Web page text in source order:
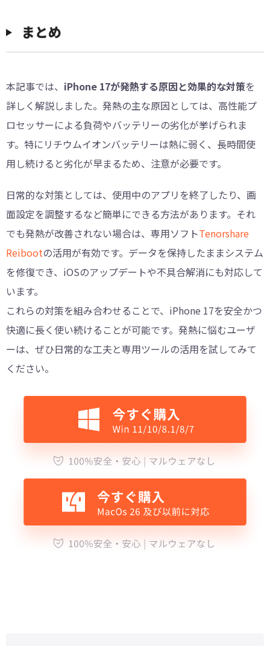
まとめ
本記事では、 iPhone 17が発熱する原因と効果的な対策を
詳しく解説しました。発熱の主な原因としては、高性能プ
ロセッサーによる負荷やバッテリーの劣化が挙げられま
す。特にリチウムイオンバッテリーは熱に弱く、長時間使
用し続けると劣化が早まるため、注意が必要です。
日常的な対策としては、使用中のアプリを終了したり、画
面設定を調整するなど簡単にできる方法があります。それ
でも発熱が改善されない場合は、専用ソフトTenorshare
Reibootの活用が有効です。データを保持したままシステム
を修復でき、iOSのアップデートや不具合解消にも対応して
います。
これらの対策を組み合わせることで、iPhone 17を安全かつ
快適に長く使い続けることが可能です。発熱に悩むユーザ
ーは、ぜひ日常的な工夫と専用ツールの活用を試してみて
ください。